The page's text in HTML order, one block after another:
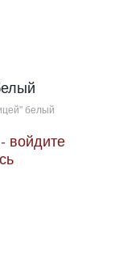
белый
войдите